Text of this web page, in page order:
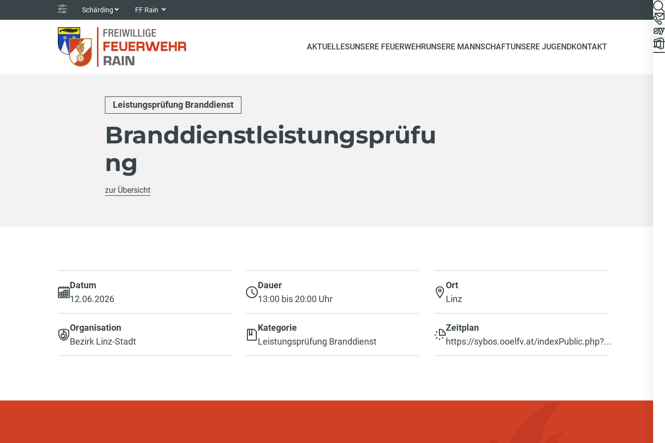
Schärding FF Rain
AKTUELLESUNSERE FEUERWEHRUNSERE MANNSCHAFTUNSERE JUGENDKONTAKT
Leistungsprüfung Branddienst
Branddienstleistungsprüfu
ng
zur Übersicht
Datum
12.06.2026
Dauer
13:00 bis 20:00 Uhr
Ort
Linz
Organisation
Bezirk Linz-Stadt
Kategorie
Leistungsprüfung Branddienst
Zeitplan
https://sybos.ooelfv.at/indexPublic.php?...